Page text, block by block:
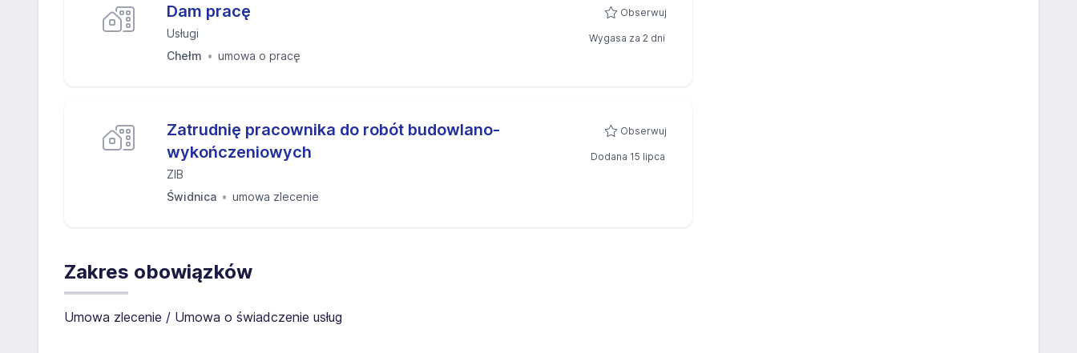
Dam pracę
Usługi
Chełm
umowa o pracę
Obserwuj
Wygasa za 2 dni
Zatrudnię pracownika do robót budowlano-
wykończeniowych
ZIB
Świdnica
umowa zlecenie
Obserwuj
Dodana 15 lipca
Zakres obowiązków
Umowa zlecenie / Umowa o świadczenie usług